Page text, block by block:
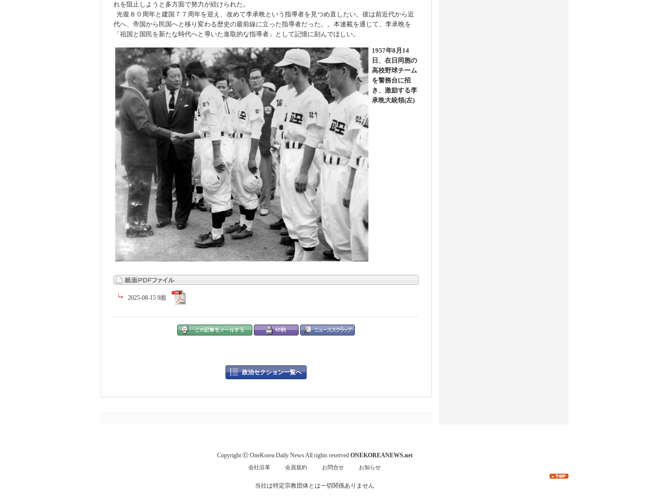
れを阻止しようと多方面で努力が続けられた。
光復８０周年と建国７７周年を迎え、改めて李承晩という指導者を見つめ直したい。彼は前近代から近
代へ、帝国から民国へと移り変わる歴史の最前線に立った指導者だった。。本連載を通じて、李承晩を
「祖国と国民を新たな時代へと導いた進取的な指導者」として記憶に刻んでほしい。
1957年8月14
日、在日同胞の
高校野球チーム
を警務台に招
き、激励する李
承晩大統領(左)
2025-08-15 9面
政治セクション一覧へ
Copyright ⓒ OneKorea Daily News All rights reserved ONEKOREANEWS.net
会社沿革 会員規約 お問合せ お知らせ
当社は特定宗教団体とは一切関係ありません